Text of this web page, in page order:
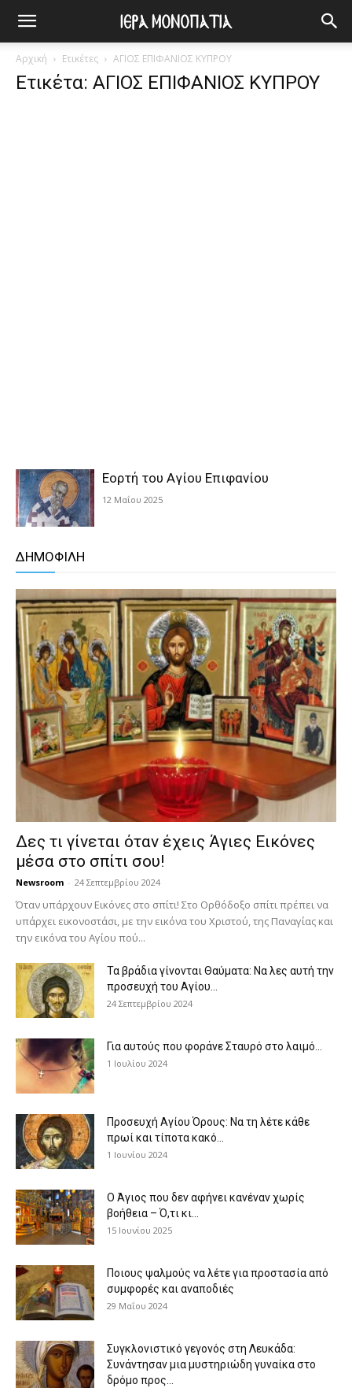
Αρχική Ετικέτες ΑΓΙΟΣ ΕΠΙΦΑΝΙΟΣ ΚΥΠΡΟΥ
Ετικέτα: ΑΓΙΟΣ ΕΠΙΦΑΝΙΟΣ ΚΥΠΡΟΥ
Εορτή του Αγίου Επιφανίου
12 Μαΐου 2025
ΔΗΜΟΦΙΛΗ
Δες τι γίνεται όταν έχεις Άγιες Εικόνες
μέσα στο σπίτι σου!
Newsroom - 24 Σεπτεμβρίου 2024
Όταν υπάρχουν Εικόνες στο σπίτι! Στο Ορθόδοξο σπίτι πρέπει να
υπάρχει εικονοστάσι, με την εικόνα του Χριστού, της Παν­αγίας και
την εικόνα του Αγίου πού...
Τα βράδια γίνονται Θαύματα: Να λες αυτή την
προσευχή του Αγίου...
24 Σεπτεμβρίου 2024
Για αυτούς που φοράνε Σταυρό στο λαιμό…
1 Ιουλίου 2024
Προσευχή Αγίου Όρους: Να τη λέτε κάθε
πρωί και τίποτα κακό...
1 Ιουνίου 2024
Ο Άγιος που δεν αφήνει κανέναν χωρίς
βοήθεια – Ό,τι κι...
15 Ιουνίου 2025
Ποιους ψαλμούς να λέτε για προστασία από
συμφορές και αναποδιές
29 Μαΐου 2024
Συγκλονιστικό γεγονός στη Λευκάδα:
Συνάντησαν μια μυστηριώδη γυναίκα στο
δρόμο προς...